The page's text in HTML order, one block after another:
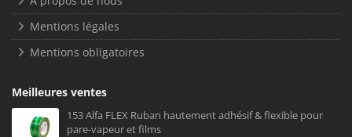
Mentions légales
Mentions obligatoires
Meilleures ventes
153 Alfa FLEX Ruban hautement adhésif & flexible pour
pare-vapeur et films